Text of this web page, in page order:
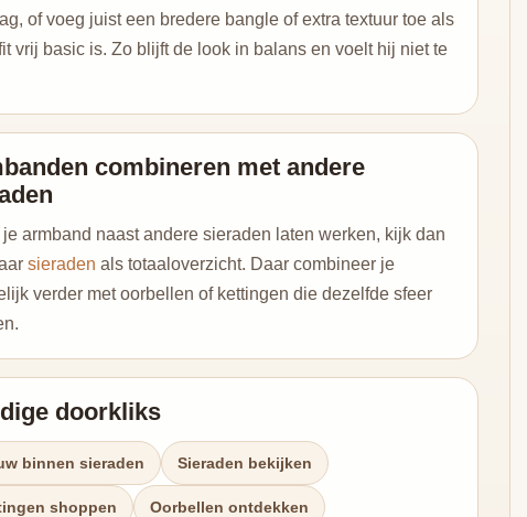
of voeg juist een bredere bangle of extra textuur toe als
vrij basic is. Zo blijft de look in balans en voelt hij niet te
combineren met andere
armband naast andere sieraden laten werken, kijk dan
sieraden als totaaloverzicht. Daar combineer je
verder met oorbellen of kettingen die dezelfde sfeer
doorkliks
binnen sieraden Sieraden bekijken
shoppen Oorbellen ontdekken